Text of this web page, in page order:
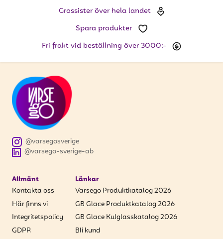
Vill du få erbjudanden och vara den första
att få uppdateringar kring kampanjer?
Ange din e-postadress nedan för att ta del av våra
nyheter och erbjudanden.
PRENUMERERA
Grossister över hela landet
Spara produkter
Fri frakt vid beställning över 3000:-
@varsego-sverige-ab
@varsegosverige
Allmänt
Kontakta oss
Här finns vi
Integritetspolicy
GDPR
Länkar
Varsego Produktkatalog 2026
GB Glace Produktkatalog 2026
GB Glace Kulglasskatalog 2026
Bli kund